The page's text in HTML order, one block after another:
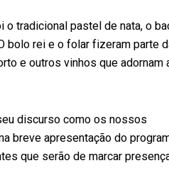
tradicional pastel de nata, o
bolo rei e o folar fizeram parte
e outros vinhos que adornam
discurso como os nossos
breve apresentação do
que serão de marcar